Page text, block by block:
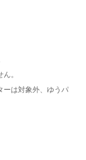
。
は対象外、ゆうパ